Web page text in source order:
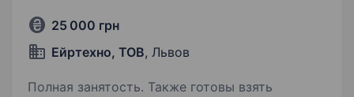
25 000 грн
Ейртехно, ТОВ, Львов
Полная занятость. Также готовы взять